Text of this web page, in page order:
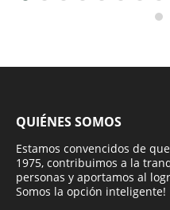
QUIÉNES SOMOS
Estamos convencidos de
1975, contribuimos a la
personas y aportamos al
Somos la opción inteligente!